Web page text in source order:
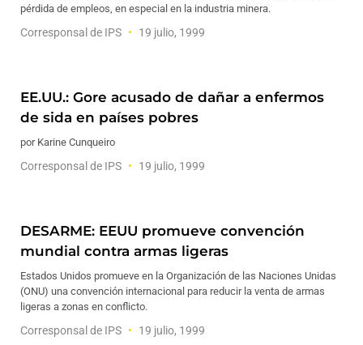
pérdida de empleos, en especial en la industria minera.
Corresponsal de IPS 19 julio, 1999
EE.UU.: Gore acusado de dañar a enfermos
de sida en países pobres
por Karine Cunqueiro
Corresponsal de IPS 19 julio, 1999
DESARME: EEUU promueve convención
mundial contra armas ligeras
Estados Unidos promueve en la Organización de las Naciones Unidas
(ONU) una convención internacional para reducir la venta de armas
ligeras a zonas en conflicto.
Corresponsal de IPS 19 julio, 1999